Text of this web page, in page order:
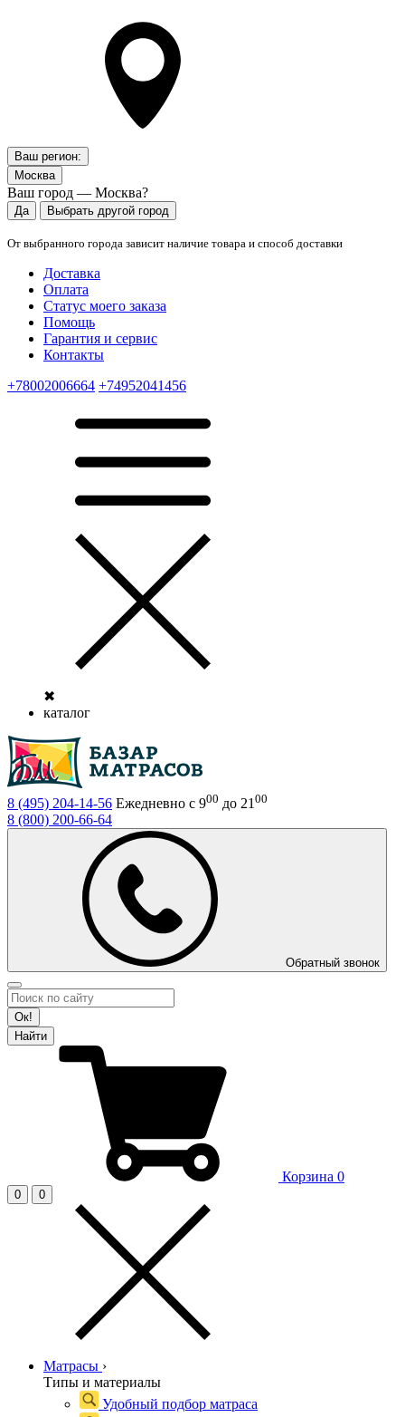
Ваш регион:
Москва
Ваш город — Москва?
Да Выбрать другой город
От выбранного города зависит наличие товара и способ доставки
Доставка
Оплата
Статус моего заказа
Помощь
Гарантия и сервис
Контакты
+78002006664 +74952041456
✖
каталог
8 (495) 204-14-56 Ежедневно с 900 до 21 00
8 (800) 200-66-64
Обратный звонок
Ок!
Найти
Корзина 0
0 0
Матрасы ›
Типы и материалы
Удобный подбор матраса